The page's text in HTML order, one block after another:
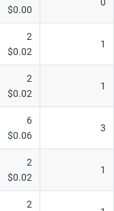
$0.00
2
$0.02
1
2
$0.02
1
6
$0.06
3
2
$0.02
1
2